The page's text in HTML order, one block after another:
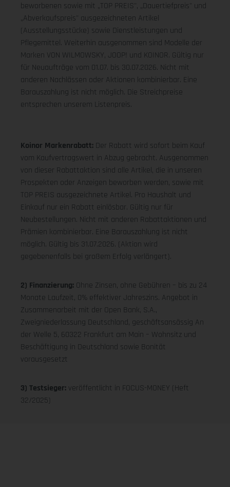
beworbenen sowie mit „TOP PREIS", „Dauertiefpreis" und
„Abverkaufspreis" ausgezeichneten Artikel
(Ausstellungsstücke) sowie Dienstleistungen und
Pflegemittel. Weiterhin ausgenommen sind Modelle der
Marken VON WILMOWSKY, JOOP! und KOINOR. Gültig nur
für Neuaufträge vom 01.07. bis 30.07.2026. Nicht mit
anderen Nachlässen oder Aktionen kombinierbar. Eine
Barauszahlung ist nicht möglich. Die Streichpreise
entsprechen unserem Listenpreis.
Koinor Markenrabatt: Der Rabatt wird sofort beim Kauf
vom Kaufvertragswert in Abzug gebracht. Ausgenommen
von dieser Rabattaktion sind alle Artikel, die in unseren
Prospekten oder Anzeigen beworben werden, sowie mit
TOP PREIS ausgezeichnete Artikel. Pro Haushalt und
Einkauf nur ein Rabatt einlösbar. Gültig nur für
Neubestellungen. Nicht mit anderen Rabattaktionen und
Prämien kombinierbar. Eine Barauszahlung ist nicht
möglich. Gültig bis 31.07.2026. (Aktion wird
gegebenenfalls bei großem Erfolg verlängert).
2) Finanzierung: Ohne Zinsen, ohne Gebühren – bis zu 24
Monate Laufzeit, 0% effektiver Jahreszins. Angebot in
Zusammenarbeit mit der Open Bank, S.A.,
Zweigniederlassung Deutschland, geschäftsansässig An
der Welle 5, 60322 Frankfurt am Main – Wohnsitz und
Beschäftigung in Deutschland sowie Bonität
vorausgesetzt
3) Testsieger: veröffentlicht in FOCUS-MONEY (Heft
32/2025)